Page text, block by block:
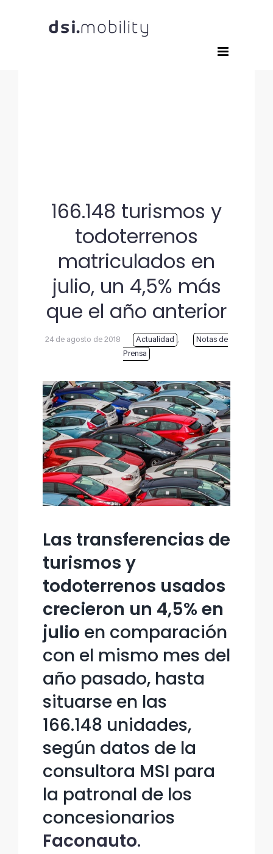
166.148 turismos y
todoterrenos
matriculados en
julio, un 4,5% más
que el año anterior
24 de agosto de 2018 Actualidad ,
Notas de
Prensa
Ver
imagen
más
grande
Las transferencias de
turismos y
todoterrenos usados
crecieron un 4,5% en
julio en comparación
con el mismo mes del
año pasado, hasta
situarse en las
166.148 unidades,
según datos de la
consultora MSI para
la patronal de los
concesionarios
Faconauto.